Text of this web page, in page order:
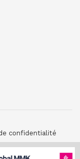
confidentialité